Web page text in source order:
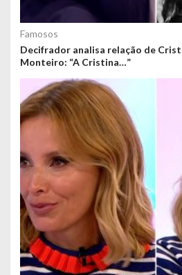
Famosos
Decifrador analisa relação de
Monteiro: “A Cristina…”